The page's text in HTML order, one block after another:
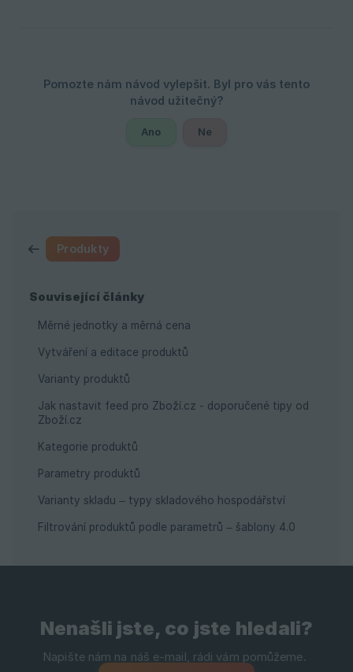
Produkty
Související články
Měrné jednotky a měrná cena
Vytváření a editace produktů
Varianty produktů
Jak nastavit feed pro Zboží.cz - doporučené tipy od
Zboží.cz
Kategorie produktů
Parametry produktů
Varianty skladu – typy skladového hospodářství
Filtrování produktů podle parametrů – šablony 4.0
Ano Ne
Nenašli jste, co jste hledali?